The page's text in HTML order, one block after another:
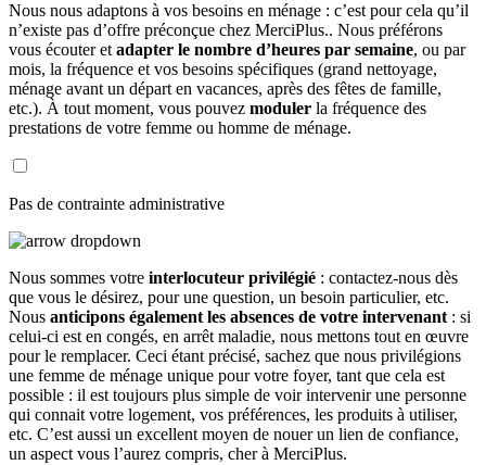
Nous nous adaptons à vos besoins en ménage : c’est pour cela qu’il
n’existe pas d’offre préconçue chez MerciPlus.. Nous préférons
vous écouter et adapter le nombre d’heures par semaine, ou par
mois, la fréquence et vos besoins spécifiques (grand nettoyage,
ménage avant un départ en vacances, après des fêtes de famille,
etc.). À tout moment, vous pouvez moduler la fréquence des
prestations de votre femme ou homme de ménage.
Pas de contrainte administrative
Nous sommes votre interlocuteur privilégié : contactez-nous dès
que vous le désirez, pour une question, un besoin particulier, etc.
Nous anticipons également les absences de votre intervenant : si
celui-ci est en congés, en arrêt maladie, nous mettons tout en œuvre
pour le remplacer. Ceci étant précisé, sachez que nous privilégions
une femme de ménage unique pour votre foyer, tant que cela est
possible : il est toujours plus simple de voir intervenir une personne
qui connait votre logement, vos préférences, les produits à utiliser,
etc. C’est aussi un excellent moyen de nouer un lien de confiance,
un aspect vous l’aurez compris, cher à MerciPlus.